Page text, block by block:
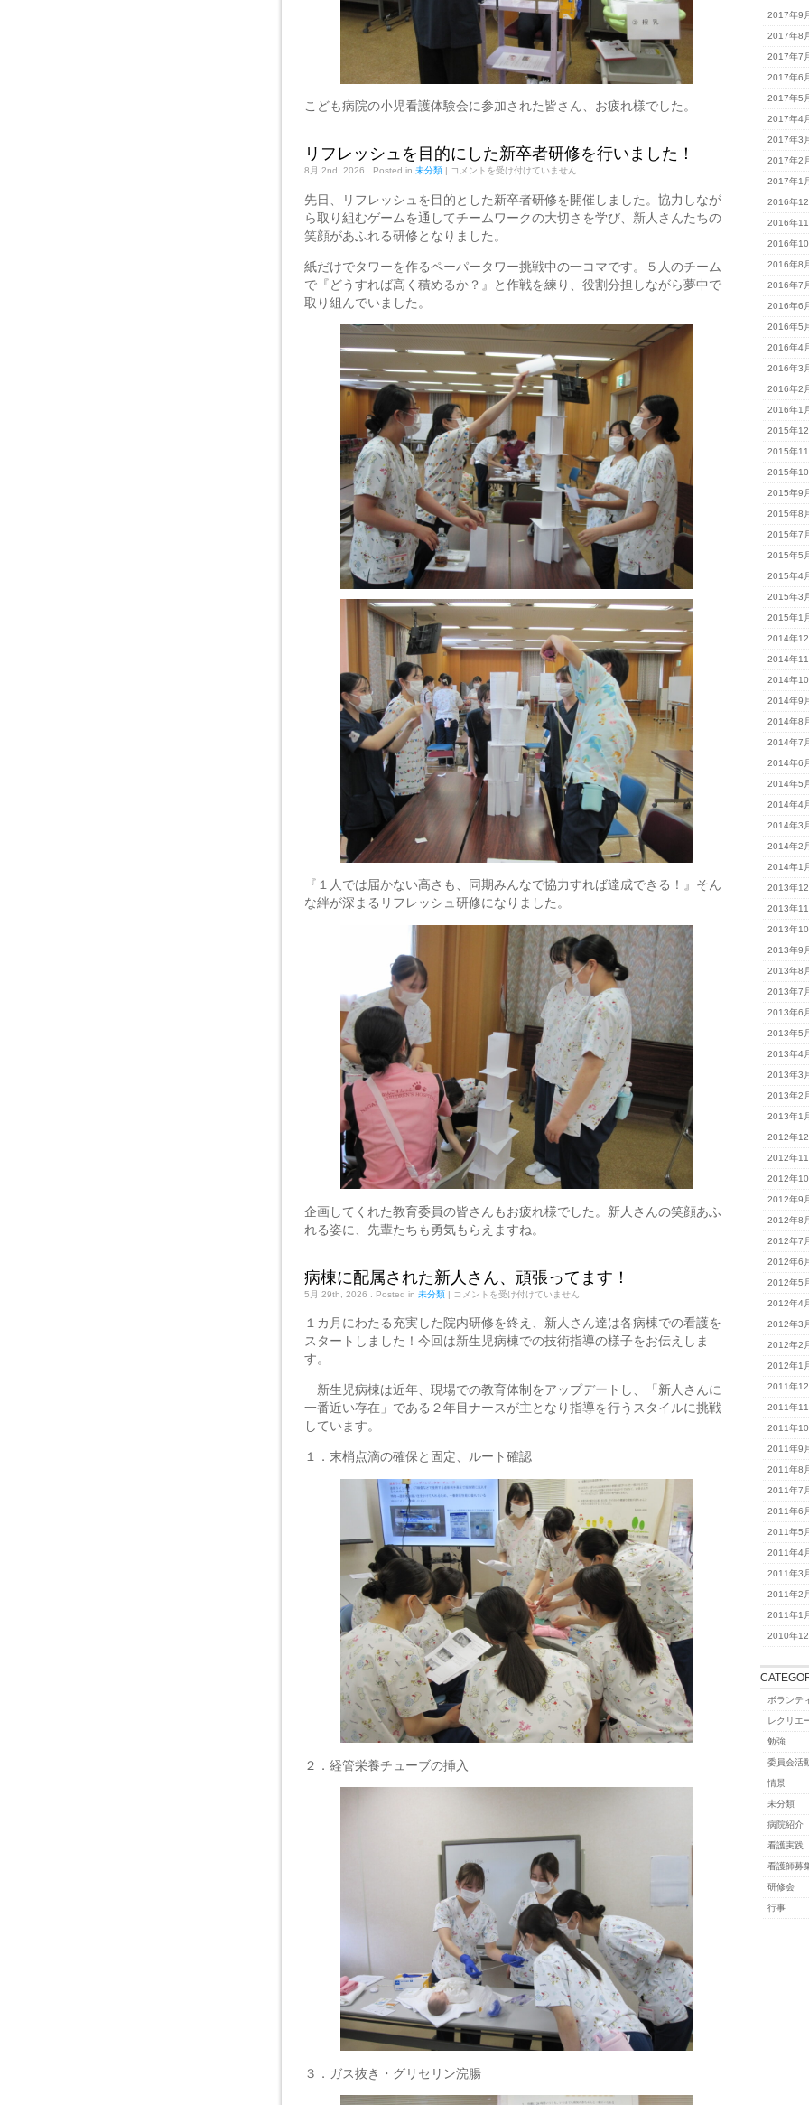
こども病院の小児看護体験会に参加された皆さん、お疲れ様でした。
リフレッシュを目的にした新卒者研修を行いました！
8月 2nd, 2026 . Posted in 未分類 | リ
レ
ッ
シ
ュ
を
的
に
研
修
を
行
い
ま
し
た！
は
コメントを受け付けていません
先日、リフレッシュを目的とした新卒者研修を開催しました。協力しなが
ら取り組むゲームを通してチームワークの大切さを学び、新人さんたちの
笑顔があふれる研修となりました。
紙だけでタワーを作るペーパータワー挑戦中の一コマです。５人のチーム
で『どうすれば高く積めるか？』と作戦を練り、役割分担しながら夢中で
取り組んでいました。
『１人では届かない高さも、同期みんなで協力すれば達成できる！』そん
な絆が深まるリフレッシュ研修になりました。
企画してくれた教育委員の皆さんもお疲れ様でした。新人さんの笑顔あふ
れる姿に、先輩たちも勇気もらえますね。
病棟に配属された新人さん、頑張ってます！
5月 29th, 2026 . Posted in 未分類 | 病
に
配
属
新
人
張
て
ま
す！
は
コメントを受け付けていません
１カ月にわたる充実した院内研修を終え、新人さん達は各病棟での看護を
スタートしました！今回は新生児病棟での技術指導の様子をお伝えしま
す。
新生児病棟は近年、現場での教育体制をアップデートし、「新人さんに
一番近い存在」である２年目ナースが主となり指導を行うスタイルに挑戦
しています。
１．末梢点滴の確保と固定、ルート確認
２．経管栄養チューブの挿入
３．ガス抜き・グリセリン浣腸
2017年9
2017年8
2017年7
2017年6
2017年5
2017年4
2017年3
2017年2
2017年1
2016年12
2016年11
2016年10
2016年8
2016年7
2016年6
2016年5
2016年4
2016年3
2016年2
2016年1
2015年12
2015年11
2015年10
2015年9
2015年8
2015年7
2015年5
2015年4
2015年3
2015年1
2014年12
2014年11
2014年10
2014年9
2014年8
2014年7
2014年6
2014年5
2014年4
2014年3
2014年2
2014年1
2013年12
2013年11
2013年10
2013年9
2013年8
2013年7
2013年6
2013年5
2013年4
2013年3
2013年2
2013年1
2012年12
2012年11
2012年10
2012年9
2012年8
2012年7
2012年6
2012年5
2012年4
2012年3
2012年2
2012年1
2011年12
2011年11
2011年10
2011年9
2011年8
2011年7
2011年6
2011年5
2011年4
2011年3
2011年2
2011年1
2010年12
ボランテ
レクリエ
勉強
委員会活
情景
未分類
病院紹介
看護実践
看護師募
研修会
行事